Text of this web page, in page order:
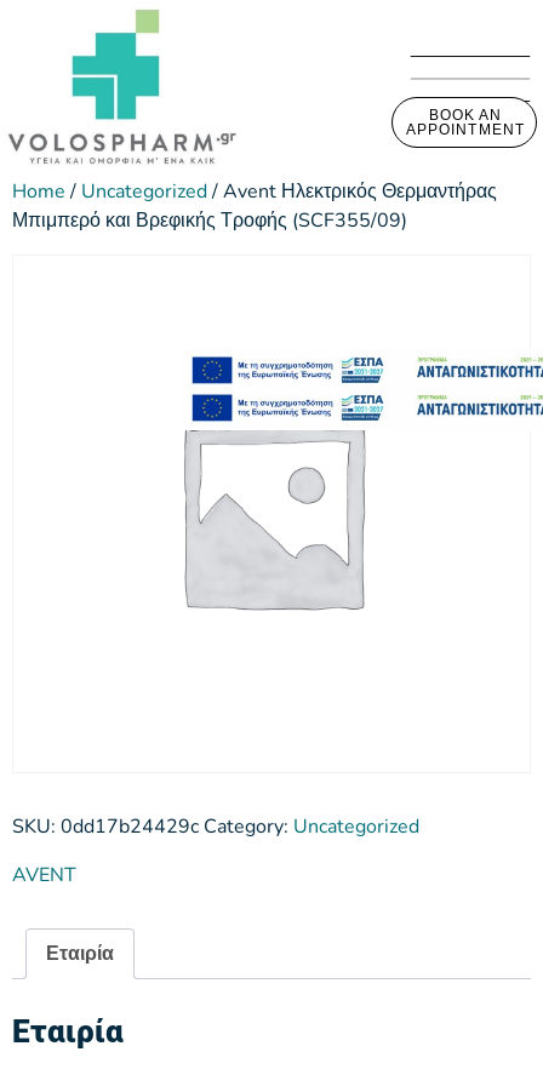
BOOK AN
APPOINTMENT
Home/ Uncategorized/ Avent Ηλεκτρικός Θερμαντήρας
Μπιμπερό και Βρεφικής Τροφής (SCF355/09)
SKU: 0dd17b24429c Category: Uncategorized
AVENT
Εταιρία
Εταιρία